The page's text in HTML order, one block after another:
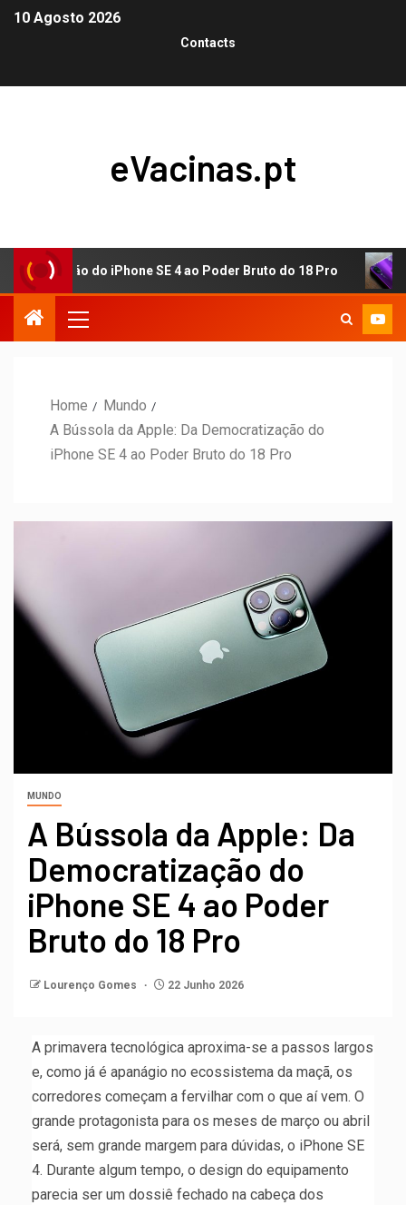
10 Agosto 2026
Contacts
eVacinas.pt
do iPhone SE 4 ao Poder Bruto do 18 Pro
Home
Mundo
A Bússola da Apple: Da Democratização do
iPhone SE 4 ao Poder Bruto do 18 Pro
MUNDO
A Bússola da Apple: Da
Democratização do
iPhone SE 4 ao Poder
Bruto do 18 Pro
Lourenço Gomes 22 Junho 2026
A primavera tecnológica aproxima-se a passos largos
e, como já é apanágio no ecossistema da maçã, os
corredores começam a fervilhar com o que aí vem. O
grande protagonista para os meses de março ou abril
será, sem grande margem para dúvidas, o iPhone SE
4. Durante algum tempo, o design do equipamento
parecia ser um dossiê fechado na cabeça dos